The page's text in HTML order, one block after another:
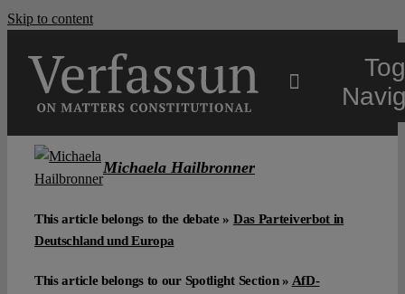
Skip to content
About
Michaela Hailbronner
This article belongs to the debate » Das Parteiverbot in
Deutschland und Europa
This article belongs to our Spotlight Section » AfD-